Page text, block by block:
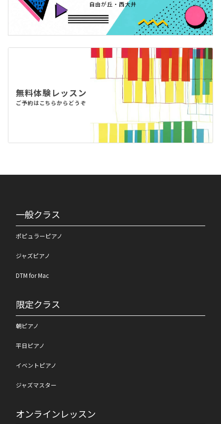
自由が丘・西大井
無料体験レッスン
ご予約はこちらからどうぞ
一般クラス
ポピュラーピアノ
ジャズピアノ
DTM for Mac
限定クラス
朝ピアノ
平日ピアノ
イベントピアノ
ジャズマスター
オンラインレッスン